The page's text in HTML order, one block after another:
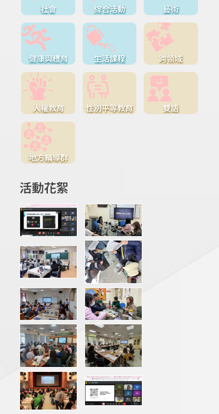
社會 綜合活動 藝術
健康與體育 生活課程 跨領域
人權教育 性別平等教育 雙語
地方輔導群
活動花絮